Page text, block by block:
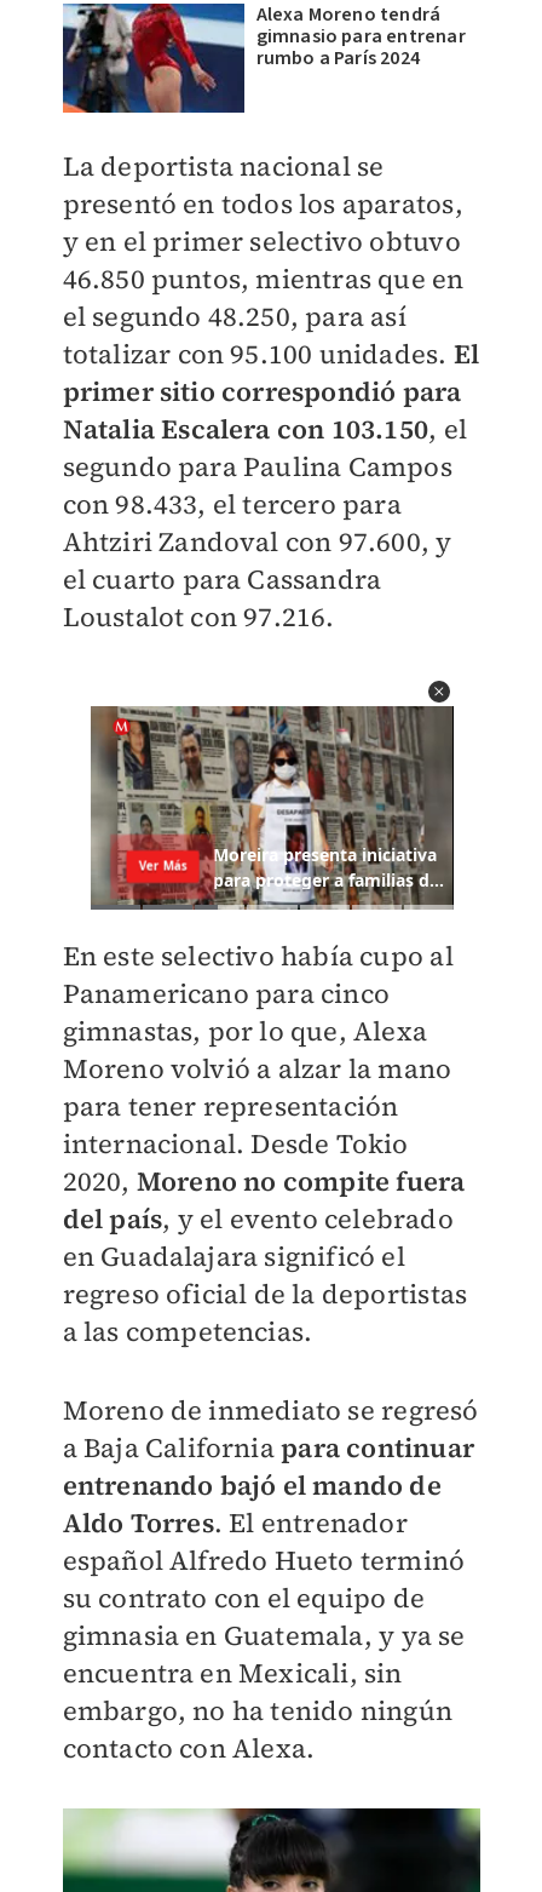
Alexa Moreno tendrá
gimnasio para entrenar
rumbo a París 2024
La deportista nacional se
presentó en todos los aparatos,
y en el primer selectivo obtuvo
46.850 puntos, mientras que en
el segundo 48.250, para así
totalizar con 95.100 unidades. El
primer sitio correspondió para
Natalia Escalera con 103.150, el
segundo para Paulina Campos
con 98.433, el tercero para
Ahtziri Zandoval con 97.600, y
el cuarto para Cassandra
Loustalot con 97.216.
En este selectivo había cupo al
Panamericano para cinco
gimnastas, por lo que, Alexa
Moreno volvió a alzar la mano
para tener representación
internacional. Desde Tokio
2020, Moreno no compite fuera
del país, y el evento celebrado
en Guadalajara significó el
regreso oficial de la deportistas
a las competencias.
Moreno de inmediato se regresó
a Baja Californiapara continuar
entrenando bajó el mando de
Aldo Torres. El entrenador
español Alfredo Hueto terminó
su contrato con el equipo de
gimnasia en Guatemala, y ya se
encuentra en Mexicali, sin
embargo, no ha tenido ningún
contacto con Alexa.